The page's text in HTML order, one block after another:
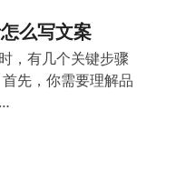
么写文案
，有几个关键步骤
先，你需要理解品